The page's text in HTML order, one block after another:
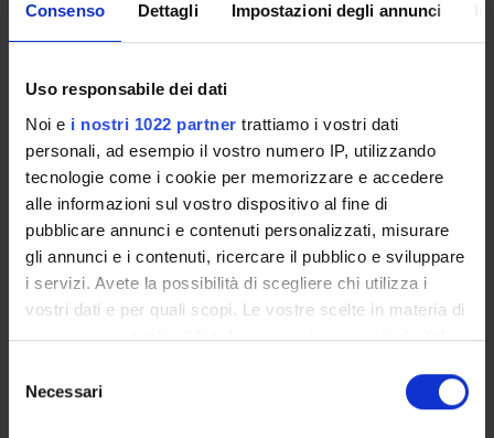
Consenso Dettagli Impostazioni degli annunci
Uso responsabile dei dati
Noi e i nostri 1022 partner trattiamo i vostri dati
personali, ad esempio il vostro numero IP, utilizzando
tecnologie come i cookie per memorizzare e accedere
alle informazioni sul vostro dispositivo al fine di
pubblicare annunci e contenuti personalizzati, misurare
gli annunci e i contenuti, ricercare il pubblico e sviluppare
i servizi. Avete la possibilità di scegliere chi utilizza i
vostri dati e per quali scopi. Le vostre scelte in materia di
privacy sono applicabili solo su questa proprietà digitale
modificare o revocare il proprio consenso in qualsiasi
momento dalla Dichiarazione sui cookie o facendo clic
delNecessari
Michele Tansella
SECTIONS
Section of Psychiatry and Clinical Psychology
ACTIVITIES
RESEARCH GROUPS
SECTIONS